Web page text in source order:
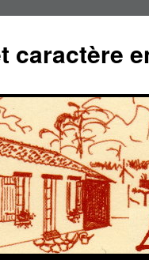
caractère